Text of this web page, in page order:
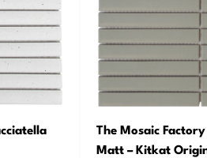
The Mosaic
Matt – Kitkat